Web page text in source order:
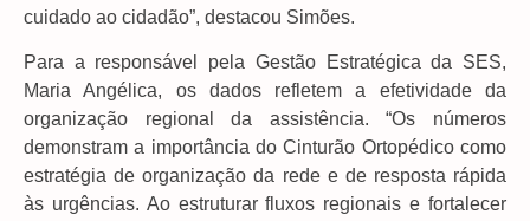
cuidado ao cidadão”, destacou Simões.
Para a responsável pela Gestão Estratégica da SES,
Maria Angélica, os dados refletem a efetividade da
organização regional da assistência. “Os números
demonstram a importância do Cinturão Ortopédico como
estratégia de organização da rede e de resposta rápida
às urgências. Ao estruturar fluxos regionais e fortalecer